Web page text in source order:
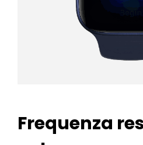
Frequenza